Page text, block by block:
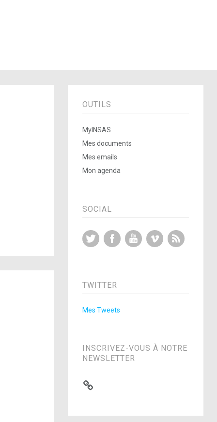
OUTILS
MyINSAS
Mes documents
Mes emails
Mon agenda
SOCIAL
Twitter FacebookYouTubeVimeo
TWITTER
Mes Tweets
INSCRIVEZ-VOUS À NOTRE
NEWSLETTER